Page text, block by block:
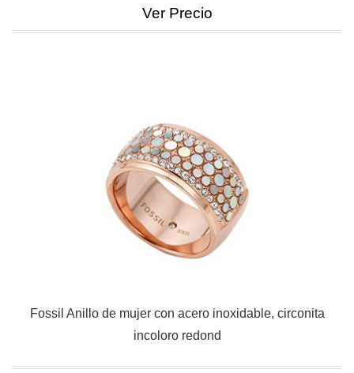
Ver Precio
Fossil Anillo de mujer con acero inoxidable, circonita
incoloro redond